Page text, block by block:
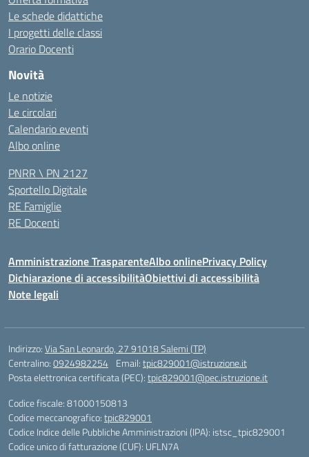
Le schede didattiche
I progetti delle classi
Orario Docenti
Novità
Le notizie
Le circolari
Calendario eventi
Albo online
PNRR \ PN 2127
Sportello Digitale
RE Famiglie
RE Docenti
Amministrazione TrasparenteAlbo onlinePrivacy Policy
Dichiarazione di accessibilitàObiettivi di accessibilità
Note legali
Indirizzo:Via San Leonardo, 27 91018 Salemi (TP)
Centralino:0924982254 Email:tpic829001@istruzione.it
Posta elettronica certificata (PEC):tpic829001@pec.istruzione.it
Codice fiscale: 81000150813
Codice meccanografico:tpic829001
Codice Indice delle Pubbliche Amministrazioni (IPA): istsc_tpic829001
Codice unico di fatturazione (CUF): UFLN7A